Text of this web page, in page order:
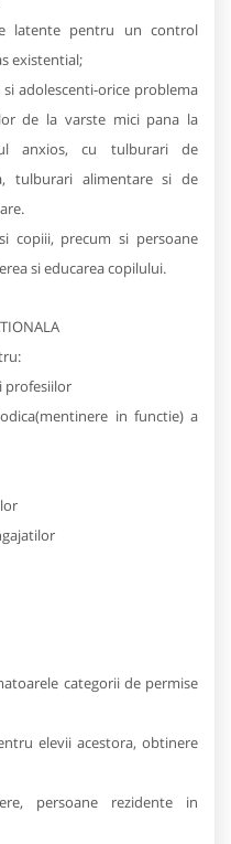
latente pentru un control
existential;
adolescenti-orice problema
de la varste mici pana la
anxios, cu tulburari de
tulburari alimentare si de
copiii, precum si persoane
si educarea copilului.
profesiilor
in functie) a
categorii de permise
elevii acestora, obtinere
persoane rezidente in